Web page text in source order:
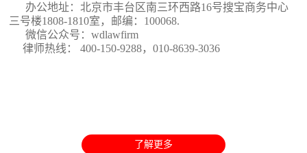
办公地址：北京市丰台区南三环西路16号搜宝商务中心
三号楼1808-1810室 ，邮编：100068.
微信公众号：wdlawfirm
律师热线： 400-150-9288，010-8639-3036
了解更多